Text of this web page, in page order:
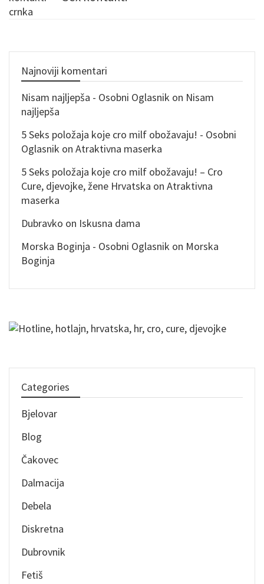
Najnoviji komentari
Nisam najljepša - Osobni Oglasnik on Nisam
najljepša
5 Seks položaja koje cro milf obožavaju! - Osobni
Oglasnik on Atraktivna maserka
5 Seks položaja koje cro milf obožavaju! – Cro
Cure, djevojke, žene Hrvatska on Atraktivna
maserka
Dubravko on Iskusna dama
Morska Boginja - Osobni Oglasnik on Morska
Boginja
Categories
Bjelovar
Blog
Čakovec
Dalmacija
Debela
Diskretna
Dubrovnik
Fetiš